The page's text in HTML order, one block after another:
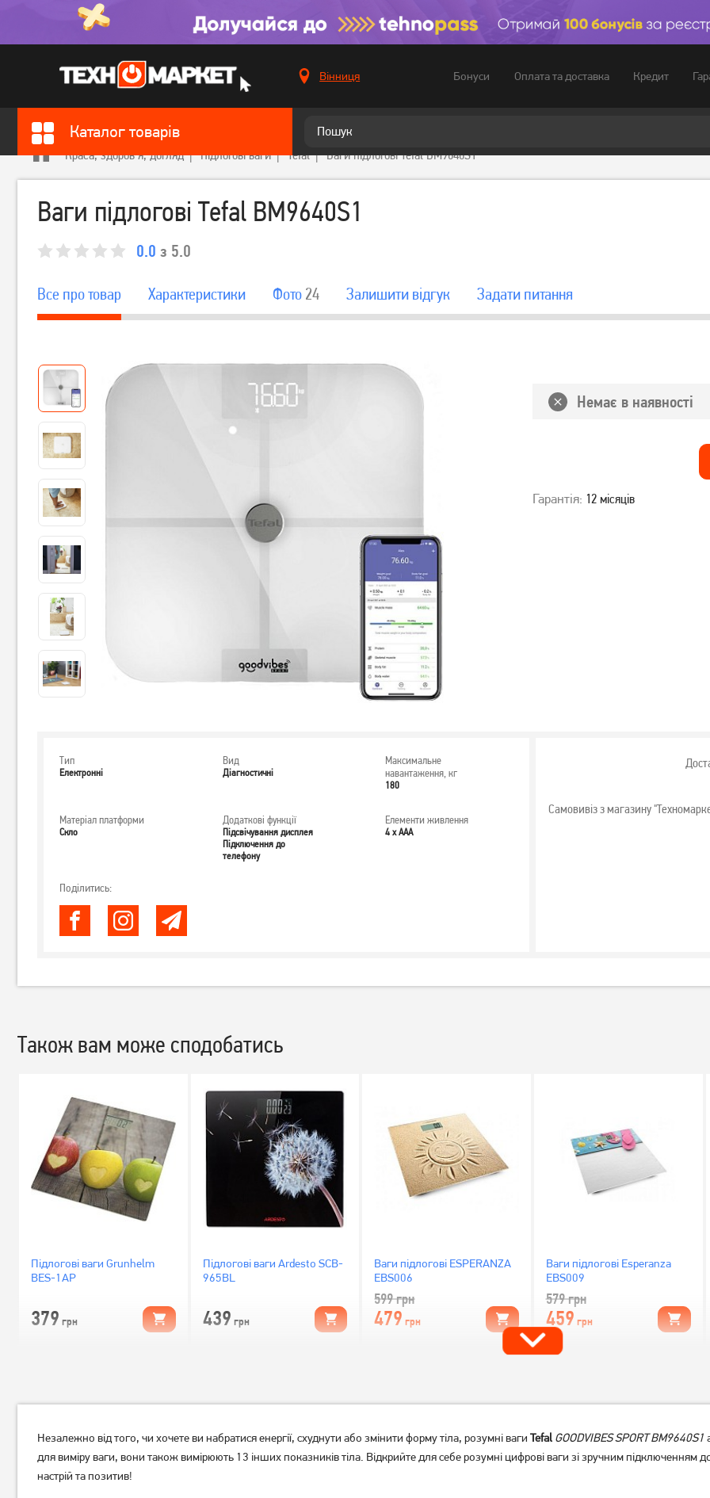
Вінниця Бонуси Оплата та доставка Кредит
Каталог товарів
Краса, здоров'я, догляд Підлогові ваги Tefal Ваги підлогові Tefal BM9640S1
Ваги підлогові Tefal BM9640S1
0.0 з 5.0
Все про товар Характеристики Фото 24 Залишити вiдгук Задати питання
Немає в наявності
Гарантія: 12 місяців
Тип
Електронні
Вид
Діагностичні
Максимальне
навантаження, кг
180
Матеріал платформи
Скло
Додаткові функції
Підсвічування дисплея
Підключення до
телефону
Елементи живлення
4 x ААА
Поділитись:
Самовивіз з магазину
Також вам може сподобатись
Підлогові ваги Grunhelm
BES-1AP
379 грн
Підлогові ваги Ardesto SCB-
965BL
439 грн
Ваги підлогові ESPERANZA
EBS006
599грн
479 грн
Ваги підлогові Esperanza
EBS009
579грн
459 грн
Незалежно від того, чи хочете ви набратися енергії, схуднути або змінити форму тіла, розумні ваги Tefal GOODVIBES SPORT BM9640S1
для виміру ваги, вони також вимірюють 13 інших показників тіла. Відкрийте для себе розумні цифрові ваги зі зручним
настрій та позитив!